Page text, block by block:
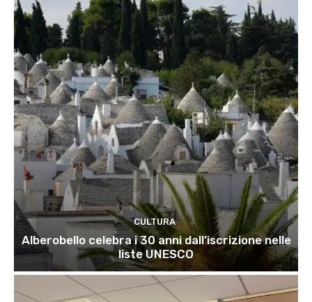
CULTURA
Alberobello celebra i 30 anni dall’iscrizione nelle
liste UNESCO